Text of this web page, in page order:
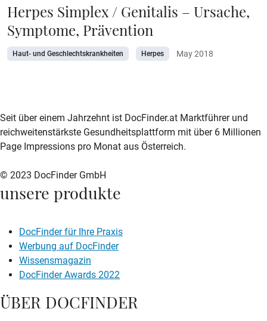
Herpes Simplex / Genitalis – Ursache,
Symptome, Prävention
Haut- und Geschlechtskrankheiten Herpes May 2018
zur DocFinder-Startseite
logo icon
Seit über einem Jahrzehnt ist DocFinder.at Marktführer und
reichweitenstärkste Gesundheitsplattform mit über 6 Millionen
Page Impressions pro Monat aus Österreich.
© 2023 DocFinder GmbH
unsere produkte
DocFinder für Ihre Praxis
Werbung auf DocFinder
Wissensmagazin
DocFinder Awards 2022
ÜBER DOCFINDER